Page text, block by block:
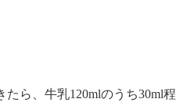
ら、牛乳120mlのうち30ml